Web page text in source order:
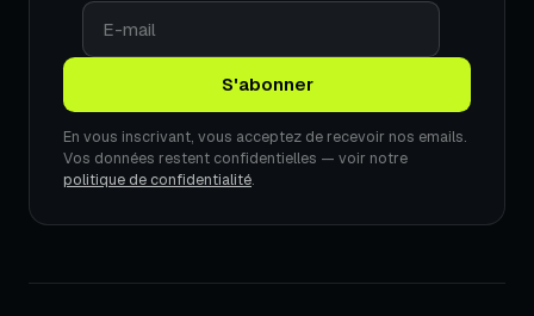
En vous inscrivant, vous acceptez de recevoir nos emails.
Vos données restent confidentielles — voir notre
politique de confidentialité.